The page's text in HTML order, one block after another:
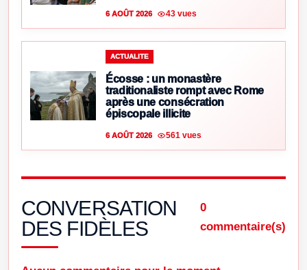
6 AOÛT 2026 43 vues
ACTUALITE
Écosse : un monastère
traditionaliste rompt avec Rome
après une consécration
épiscopale illicite
6 AOÛT 2026 561 vues
CONVERSATION
DES FIDÈLES
0
commentaire(s)